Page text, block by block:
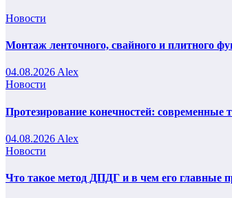
Новости
Монтаж ленточного, свайного и плитного
04.08.2026 Alex
Новости
Протезирование конечностей: современные
04.08.2026 Alex
Новости
Что такое метод ДПДГ и в чем его главные